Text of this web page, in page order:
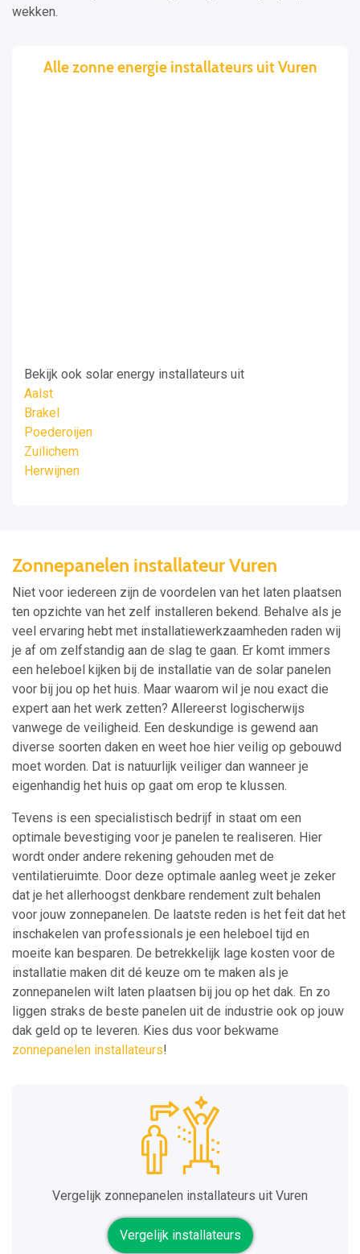
wekken.
Alle zonne energie installateurs uit Vuren
Bekijk ook solar energy installateurs uit
Aalst
Brakel
Poederoijen
Zuilichem
Herwijnen
Zonnepanelen installateur Vuren
Niet voor iedereen zijn de voordelen van het laten plaatsen
ten opzichte van het zelf installeren bekend. Behalve als je
veel ervaring hebt met installatiewerkzaamheden raden wij
je af om zelfstandig aan de slag te gaan. Er komt immers
een heleboel kijken bij de installatie van de solar panelen
voor bij jou op het huis. Maar waarom wil je nou exact die
expert aan het werk zetten? Allereerst logischerwijs
vanwege de veiligheid. Een deskundige is gewend aan
diverse soorten daken en weet hoe hier veilig op gebouwd
moet worden. Dat is natuurlijk veiliger dan wanneer je
eigenhandig het huis op gaat om erop te klussen.
Tevens is een specialistisch bedrijf in staat om een
optimale bevestiging voor je panelen te realiseren. Hier
wordt onder andere rekening gehouden met de
ventilatieruimte. Door deze optimale aanleg weet je zeker
dat je het allerhoogst denkbare rendement zult behalen
voor jouw zonnepanelen. De laatste reden is het feit dat het
inschakelen van professionals je een heleboel tijd en
moeite kan besparen. De betrekkelijk lage kosten voor de
installatie maken dit dé keuze om te maken als je
zonnepanelen wilt laten plaatsen bij jou op het dak. En zo
liggen straks de beste panelen uit de industrie ook op jouw
dak geld op te leveren. Kies dus voor bekwame
zonnepanelen installateurs!
Vergelijk zonnepanelen installateurs uit Vuren
Vergelijk installateurs